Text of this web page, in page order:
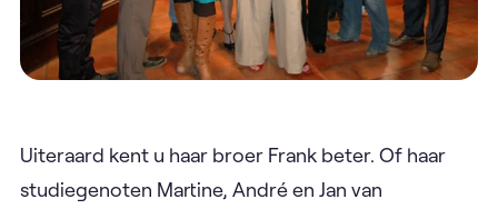
Uiteraard kent u haar broer Frank beter. Of haar
studiegenoten Martine, André en Jan van